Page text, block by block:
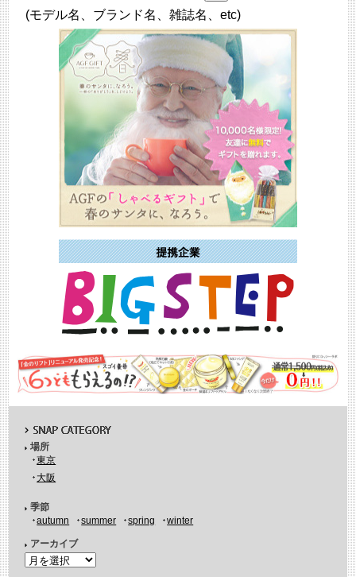
(モデル名、ブランド名、雑誌名、etc)
場所
東京
大阪
季節
autumn
summer spring winter
アーカイブ